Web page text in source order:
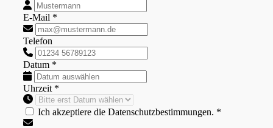
E-Mail *
Telefon
Datum *
Uhrzeit *
Ich akzeptiere die Datenschutzbestimmungen. *